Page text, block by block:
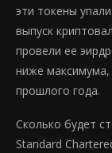
эти токены
выпуск
провели ее
ниже
прошлого года.
Сколько будет
Standard